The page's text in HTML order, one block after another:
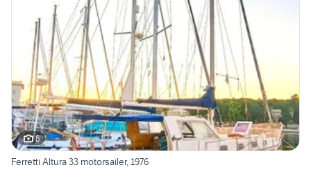
6
Ferretti Altura 33 motorsailer, 1976